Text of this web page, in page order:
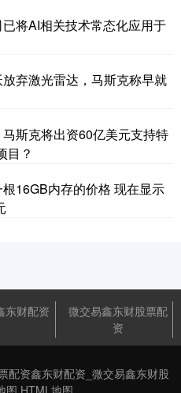
将AI相关技术常态化应用于
弃激光雷达，马斯克称早就
斯克将出资60亿美元支持特
目？
16GB内存的价格 现在显示
东财配资
微交易鑫东财股票配
资
配资鑫东财配资_微交易鑫东财股